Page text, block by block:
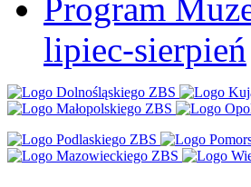
Program
lipiec-sierpień